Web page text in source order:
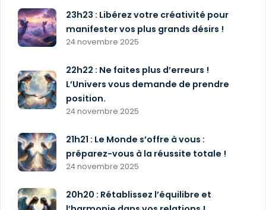
23h23 : Libérez votre créativité pour
manifester vos plus grands désirs !
24 novembre 2025
22h22 : Ne faites plus d’erreurs !
L’Univers vous demande de prendre
position.
24 novembre 2025
21h21 : Le Monde s’offre à vous :
préparez-vous à la réussite totale !
24 novembre 2025
20h20 : Rétablissez l’équilibre et